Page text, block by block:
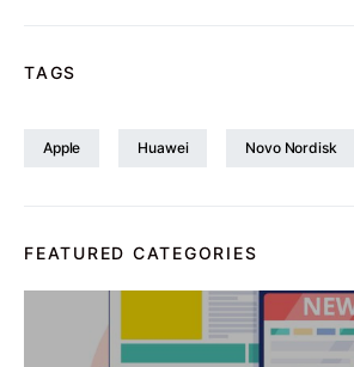
TAGS
Apple Huawei Novo Nordisk
FEATURED CATEGORIES